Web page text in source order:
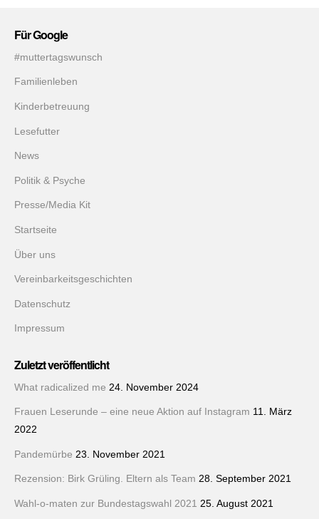
Für Google
#muttertagswunsch
Familienleben
Kinderbetreuung
Lesefutter
News
Politik & Psyche
Presse/Media Kit
Startseite
Über uns
Vereinbarkeitsgeschichten
Datenschutz
Impressum
Zuletzt veröffentlicht
What radicalized me 24. November 2024
Frauen Leserunde – eine neue Aktion auf Instagram 11. März
2022
Pandemürbe 23. November 2021
Rezension: Birk Grüling. Eltern als Team 28. September 2021
Wahl-o-maten zur Bundestagswahl 2021 25. August 2021